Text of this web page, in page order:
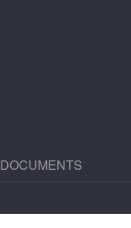
DOCUMENTS